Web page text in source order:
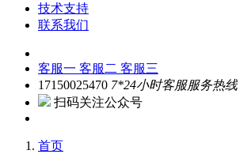
技术支持
联系我们
客服一 客服二 客服三
17150025470 7*24小时客服服务热线
扫码关注公众号
首页